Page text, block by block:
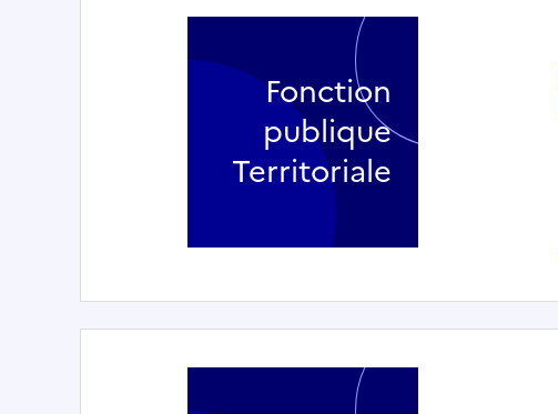
Fonction
publique
Territoriale